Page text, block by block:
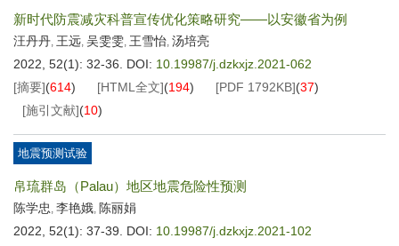
新时代防震减灾科普宣传优化策略研究——以安徽省为例
汪丹丹, 王远, 吴雯雯, 王雪怡, 汤培亮
2022, 52(1): 32-36.
DOI: 10.19987/j.dzkxjz.2021-062
[摘要](614) [HTML全文](194) [PDF 1792KB](37)
[施引文献](10)
地震预测试验
帛琉群岛（Palau）地区地震危险性预测
陈学忠, 李艳娥, 陈丽娟
2022, 52(1): 37-39.
DOI: 10.19987/j.dzkxjz.2021-102